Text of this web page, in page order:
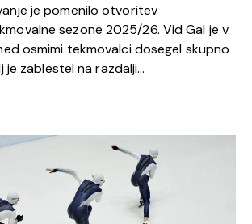
je pomenilo otvoritev
sezone 2025/26. Vid Gal je v
osmimi tekmovalci dosegel skupno
je zablestel na razdalji…